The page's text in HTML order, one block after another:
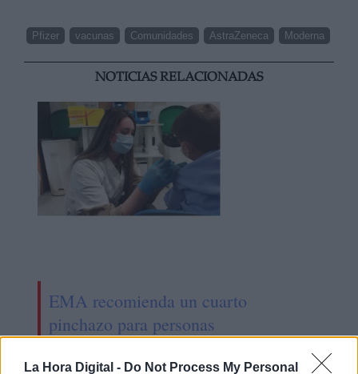
La Hora Digital - Do Not Process My Personal
Pfizer vacunas Comunidades AstraZeneca Moderna
NOTICIAS RELACIONADAS
EMA recomienda un cuarto
pinchazo para personas